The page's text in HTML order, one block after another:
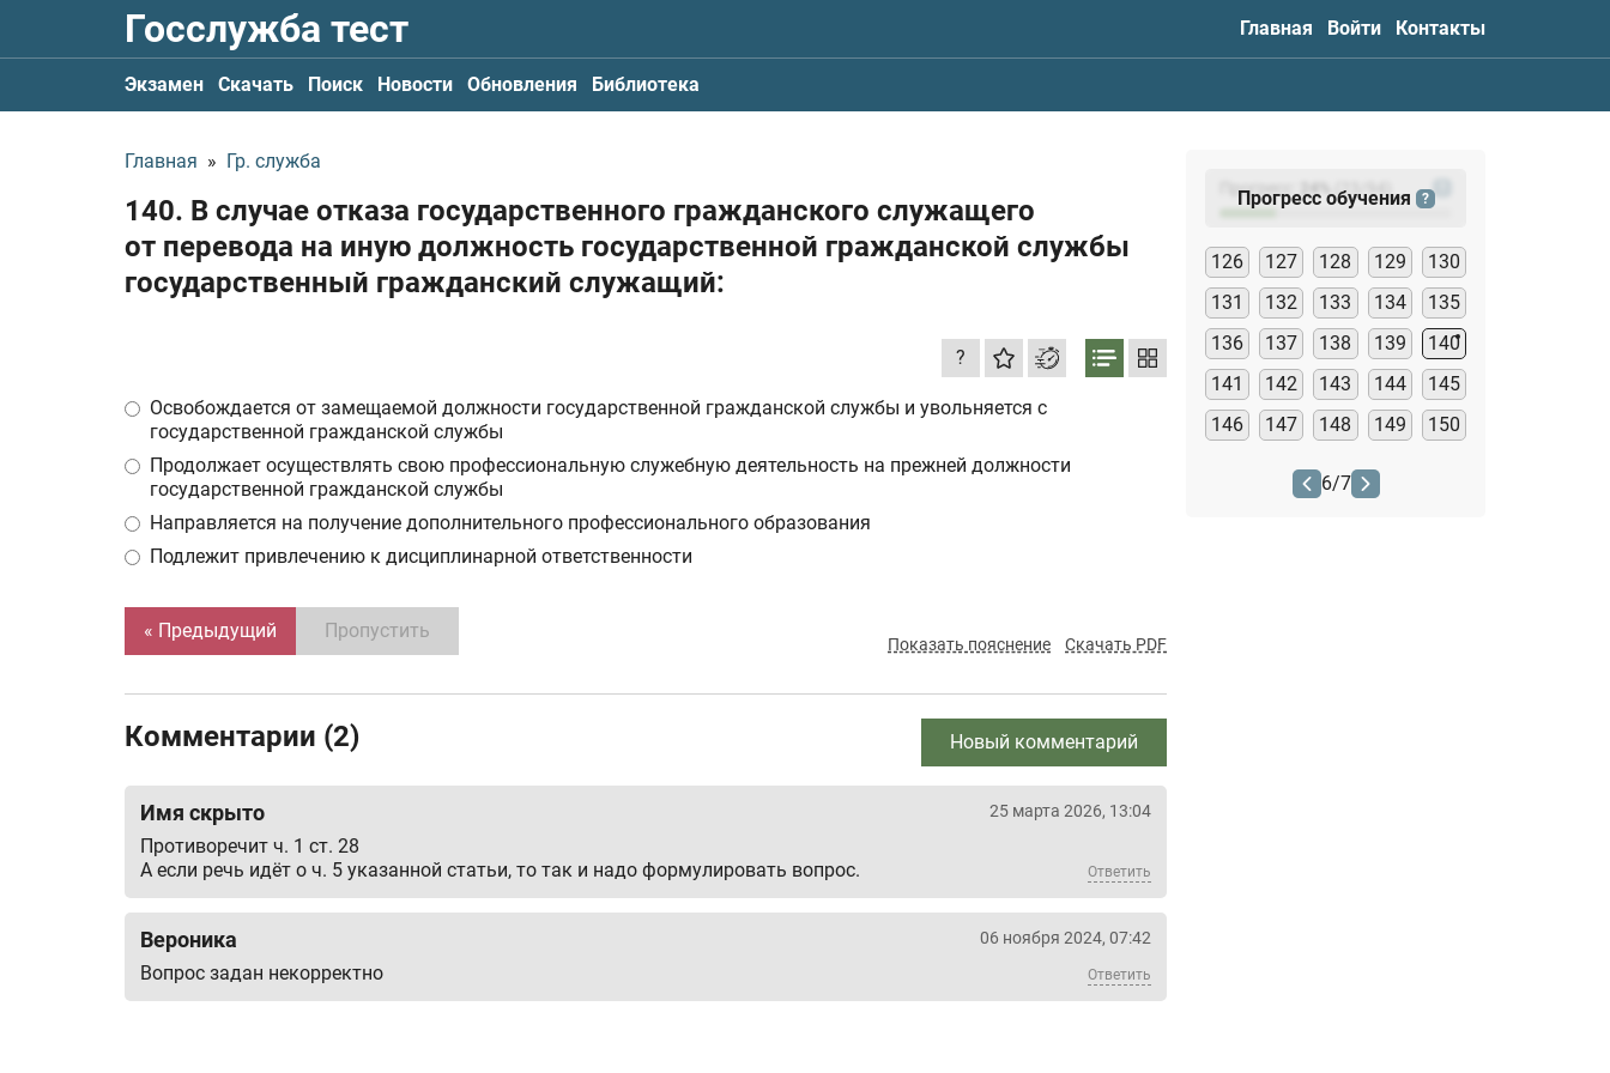
Госслужба тест Главная Войти Контакты
Экзамен Скачать Поиск Новости Обновления Библиотека
Главная » Гр. служба
140. В случае отказа государственного гражданского служащего
от перевода на иную должность государственной гражданской службы
государственный гражданский служащий:
?
Освобождается от замещаемой должности государственной гражданской службы и увольняется с
государственной гражданской службы
Продолжает осуществлять свою профессиональную служебную деятельность на прежней должности
государственной гражданской службы
Направляется на получение дополнительного профессионального образования
Подлежит привлечению к дисциплинарной ответственности
« Предыдущий Пропустить
Показать пояснение Скачать PDF
Комментарии (2) Новый комментарий
Имя скрыто 25 марта 2026, 13:04
Противоречит ч. 1 ст. 28
А если речь идёт о ч. 5 указанной статьи, то так и надо формулировать вопрос.
Ответить
Вероника 06 ноября 2024, 07:42
Вопрос задан некорректно Ответить
Прогресс: (23
Прогресс обучения ?
126 127 128 129
130
131
132 133 134
135
136
137 138 139
140
141
142 143 144
145
146
147 148 149 150
6/7